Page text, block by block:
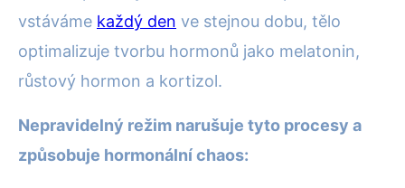
vstáváme každý den ve stejnou dobu, tělo
optimalizuje tvorbu hormonů jako melatonin,
růstový hormon a kortizol.
Nepravidelný režim narušuje tyto procesy a
způsobuje hormonální chaos: